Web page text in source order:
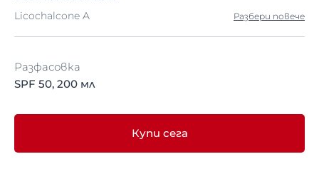
Licochalcone A
Разбери повече
Разфасовка
SPF 50, 200 мл
Купи сега